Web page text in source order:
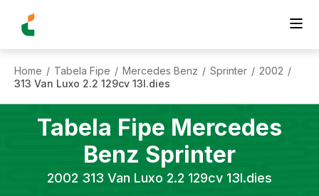
Home / Tabela Fipe / Mercedes Benz / Sprinter / 2002 /
313 Van Luxo 2.2 129cv 13l.dies
Tabela Fipe Mercedes
Benz Sprinter
2002 313 Van Luxo 2.2 129cv 13l.dies